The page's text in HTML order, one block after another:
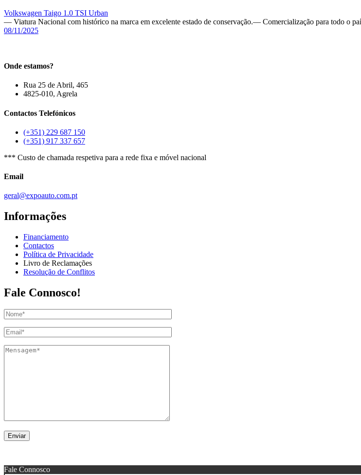
Volkswagen Taigo 1.0 TSI Urban
— Viatura Nacional com histórico na marca em excelente estado de conservação.— Comercialização para todo o
08/11/2025
Onde estamos?
Rua 25 de Abril, 465
4825-010, Agrela
Contactos Telefónicos
(+351) 229 687 150
(+351) 917 337 657
*** Custo de chamada respetiva para a rede fixa e móvel nacional
Email
geral@expoauto.com.pt
Informações
Financiamento
Contactos
Política de Privacidade
Livro de Reclamações
Resolução de Conflitos
Fale Connosco!
Fale Connosco